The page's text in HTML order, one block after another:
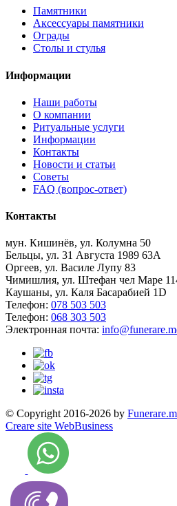
Памятники
Аксессуары памятники
Ограды
Столы и стулья
Информации
Наши работы
О компании
Ритуальные услуги
Информации
Контакты
Новости и статьи
Советы
FAQ (вопрос-ответ)
Контакты
мун. Кишинёв, ул. Колумна 50
Бельцы, ул. 31 Августа 1989 63А
Оргеев, ул. Василе Лупу 83
Чимишлия, ул. Штефан чел Маре
Каушаны, ул. Каля Басарабией 1D
Телефон: 078 503 503
Телефон: 068 303 503
Электронная почта:
© Copyright 2016-2026 by
Creare site WebBusiness